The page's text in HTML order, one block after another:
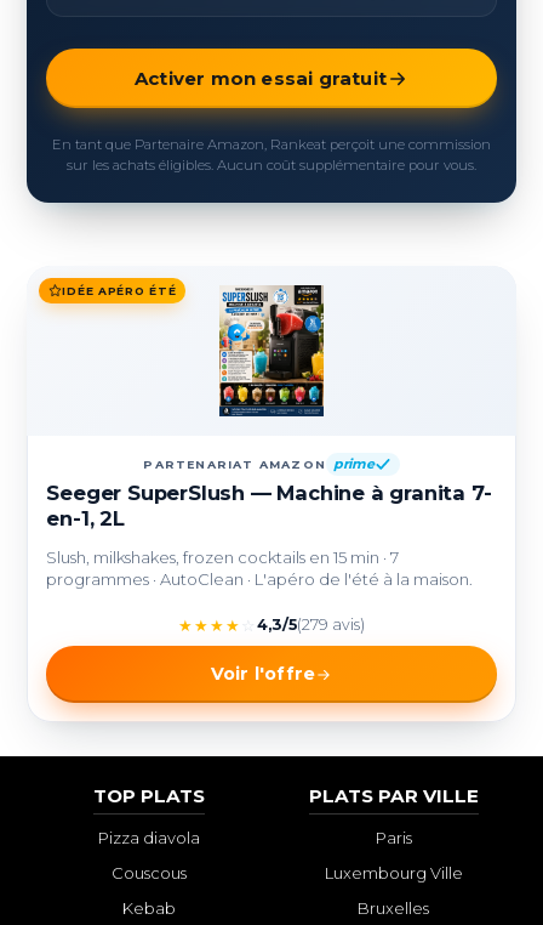
Activer mon essai gratuit
En tant que Partenaire Amazon, Rankeat perçoit une commission
sur les achats éligibles. Aucun coût supplémentaire pour vous.
IDÉE APÉRO ÉTÉ
PARTENARIAT AMAZON prime
Seeger SuperSlush — Machine à granita 7-
en-1, 2L
Slush, milkshakes, frozen cocktails en 15 min · 7
programmes · AutoClean · L'apéro de l'été à la maison.
★★★★ 4,3/5(279 avis)
Voir l'offre
TOP PLATS
Pizza diavola
Couscous
Kebab
PLATS PAR VILLE
Paris
Luxembourg Ville
Bruxelles